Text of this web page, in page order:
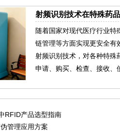
射频识别技术在特殊药
随着国家对现代医疗行业
链管理等方面实现更安全有
射频识别技术，对各种特殊
申请、购买、检查、接收、
RFID产品选型指南
管理应用方案